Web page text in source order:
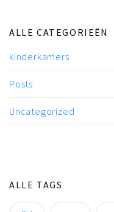
ALLE CATEGORIEËN
kinderkamers
Posts
Uncategorized
ALLE TAGS